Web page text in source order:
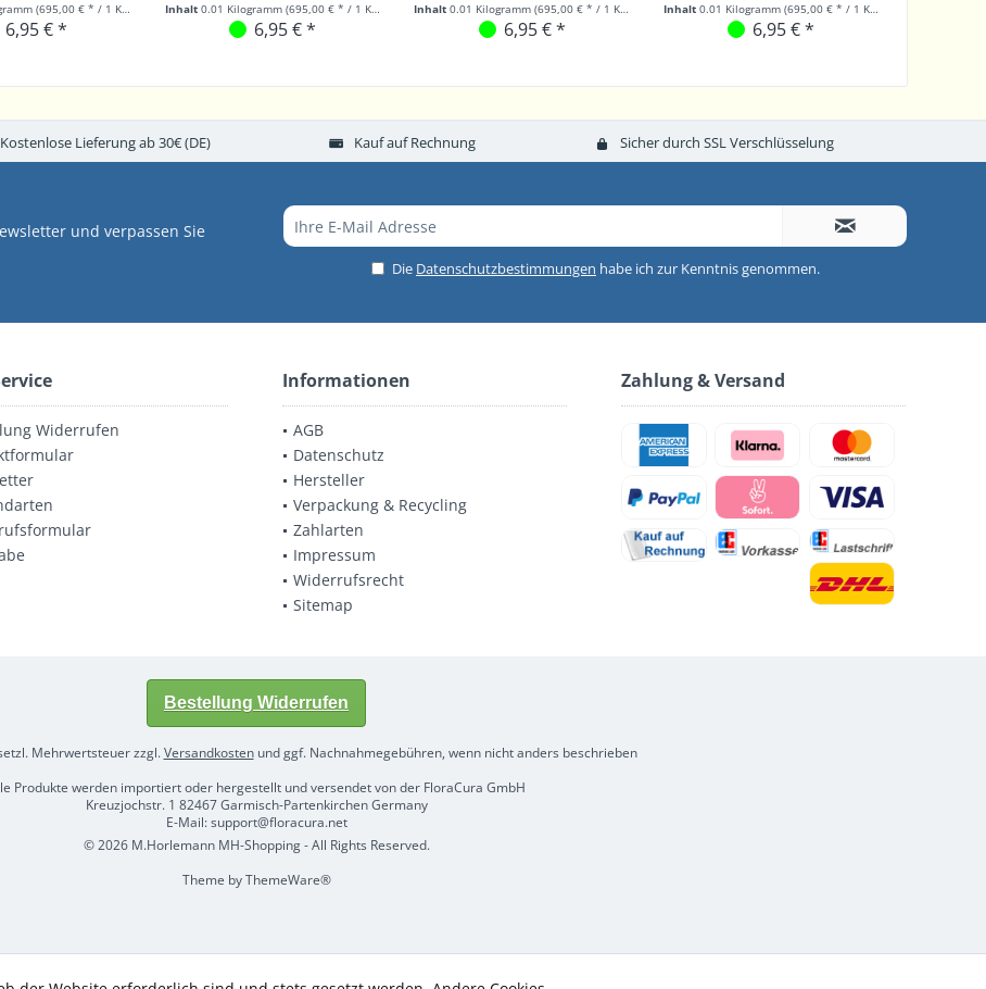
(695,00 € * / 1 Kilogramm)
6,95 € *
Inhalt 0.01 Kilogramm (695,00 € * / 1 Kilogramm)
6,95 € *
Inhalt 0.01 Kilogramm (695,00 € * / 1 Kilogramm)
6,95 € *
Inhalt 0.01 Kilogramm (695,00 € * / 1 Kilogramm)
6,95 € *
Kostenlose Lieferung ab 30€ (DE) Kauf auf Rechnung Sicher durch SSL Verschlüsselung
und verpassen Sie
Die Datenschutzbestimmungen habe ich zur Kenntnis genommen.
Widerrufen
Informationen
AGB
Datenschutz
Hersteller
Verpackung & Recycling
Zahlarten
Impressum
Widerrufsrecht
Sitemap
Zahlung & Versand
Bestellung Widerrufen
Mehrwertsteuer zzgl.Versandkostenund ggf. Nachnahmegebühren, wenn nicht anders beschrieben
Produkte werden importiert oder hergestellt und versendet von der FloraCura GmbH
Kreuzjochstr. 1 82467 Garmisch-Partenkirchen Germany
E-Mail: support@floracura.net
© 2026 M.Horlemann MH-Shopping - All Rights Reserved.
Theme byThemeWare®